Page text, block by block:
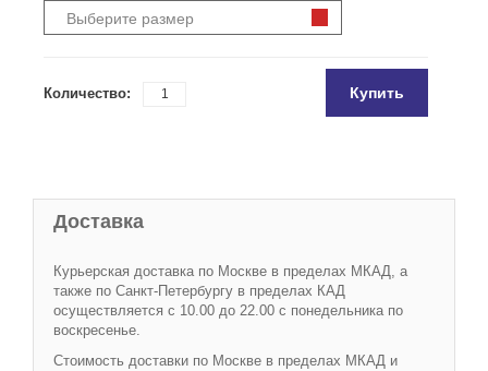
Доставка
Курьерская доставка по Москве в пределах МКАД, а
также по Санкт-Петербургу в пределах КАД
осуществляется с 10.00 до 22.00 с понедельника по
воскресенье.
Стоимость доставки по Москве в пределах МКАД и
Выберите размер
Количество: Купить